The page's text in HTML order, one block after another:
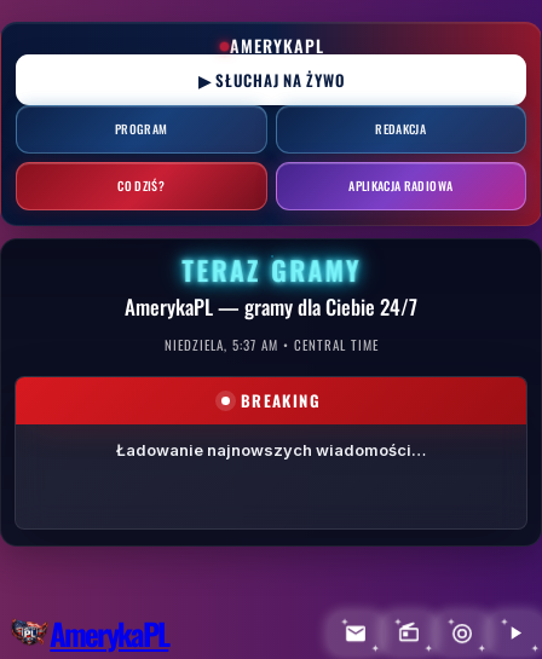
Przejdź
do
treści
AMERYKAPL
▶ SŁUCHAJ NA ŻYWO
PROGRAM REDAKCJA
CO DZIŚ? APLIKACJA RADIOWA
TERAZ GRAMY
AmerykaPL — gramy dla Ciebie 24/7
NIEDZIELA, 5:37 AM • CENTRAL TIME
BREAKING
Ładowanie najnowszych wiadomości…
AmerykaPL